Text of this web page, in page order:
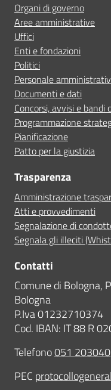
Organi di governo
Aree amministrative
Uffici
Enti e fondazioni
Politici
Personale
Documenti e dati
Concorsi, avvisi e bandi
Programmazione
Pianificazione
Patto per la giustizia
Trasparenza
Amministrazione
Atti e provvedimenti
Segnalazione di
Segnala gli illeciti
Contatti
Comune di Bologna,
Bologna
P.Iva 01232710374
Cod. IBAN: IT 88 R
Telefono051 203040
PEC